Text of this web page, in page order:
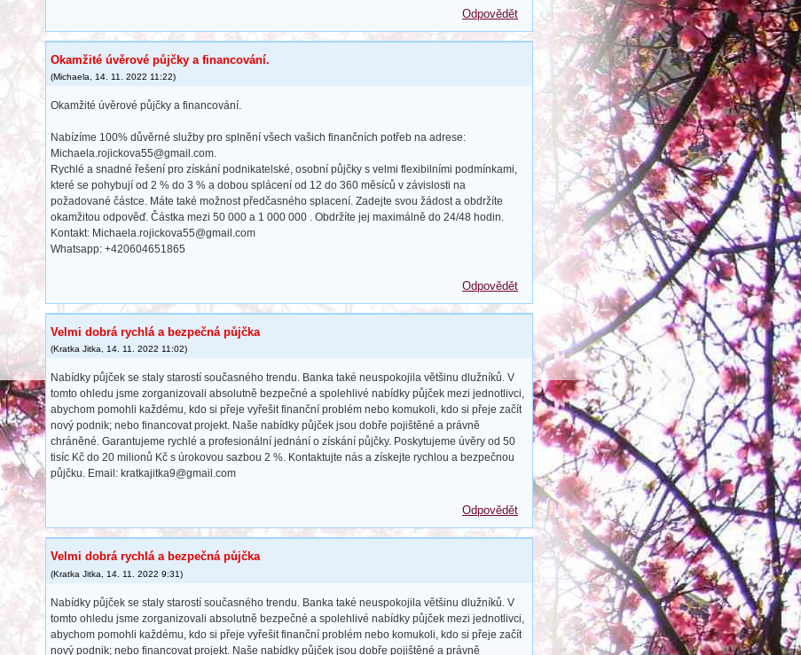
Odpovědět
Okamžité úvěrové půjčky a financování.
(Michaela, 14. 11. 2022 11:22)
Okamžité úvěrové půjčky a financování.
Nabízíme 100% důvěrné služby pro splnění všech vašich finančních potřeb na adrese:
Michaela.rojickova55@gmail.com.
Rychlé a snadné řešení pro získání podnikatelské, osobní půjčky s velmi flexibilními podmínkami,
které se pohybují od 2 % do 3 % a dobou splácení od 12 do 360 měsíců v závislosti na
požadované částce. Máte také možnost předčasného splacení. Zadejte svou žádost a obdržíte
okamžitou odpověď. Částka mezi 50 000 a 1 000 000 . Obdržíte jej maximálně do 24/48 hodin.
Kontakt: Michaela.rojickova55@gmail.com
Whatsapp: +420604651865
Odpovědět
Velmi dobrá rychlá a bezpečná půjčka
(Kratka Jitka, 14. 11. 2022 11:02)
Nabídky půjček se staly starostí současného trendu. Banka také neuspokojila většinu dlužníků. V
tomto ohledu jsme zorganizovali absolutně bezpečné a spolehlivé nabídky půjček mezi jednotlivci,
abychom pomohli každému, kdo si přeje vyřešit finanční problém nebo komukoli, kdo si přeje začít
nový podnik; nebo financovat projekt. Naše nabídky půjček jsou dobře pojištěné a právně
chráněné. Garantujeme rychlé a profesionální jednání o získání půjčky. Poskytujeme úvěry od 50
tisíc Kč do 20 milionů Kč s úrokovou sazbou 2 %. Kontaktujte nás a získejte rychlou a bezpečnou
půjčku. Email: kratkajitka9@gmail.com
Odpovědět
Velmi dobrá rychlá a bezpečná půjčka
(Kratka Jitka 14. 11. 2022 9:31)
Nabídky půjček se staly starostí současného trendu. Banka také neuspokojila většinu dlužníků. V
tomto ohledu jsme zorganizovali absolutně bezpečné a spolehlivé nabídky půjček mezi jednotlivci,
abychom pomohli každému, kdo si přeje vyřešit finanční problém nebo komukoli, kdo si přeje začít
nový podnik; nebo financovat projekt. Naše nabídky půjček jsou dobře pojištěné a právně